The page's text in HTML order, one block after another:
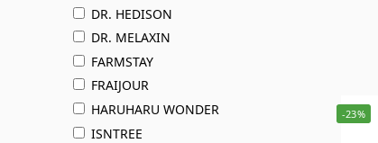
-23%
DR. HEDISON
DR. MELAXIN
FARMSTAY
FRAIJOUR
HARUHARU WONDER
ISNTREE